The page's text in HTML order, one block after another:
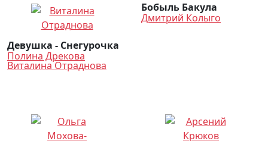
Девушка - Снегурочка
Полина Дрекова
Виталина Отраднова
Бобыль Бакула
Дмитрий Колыго